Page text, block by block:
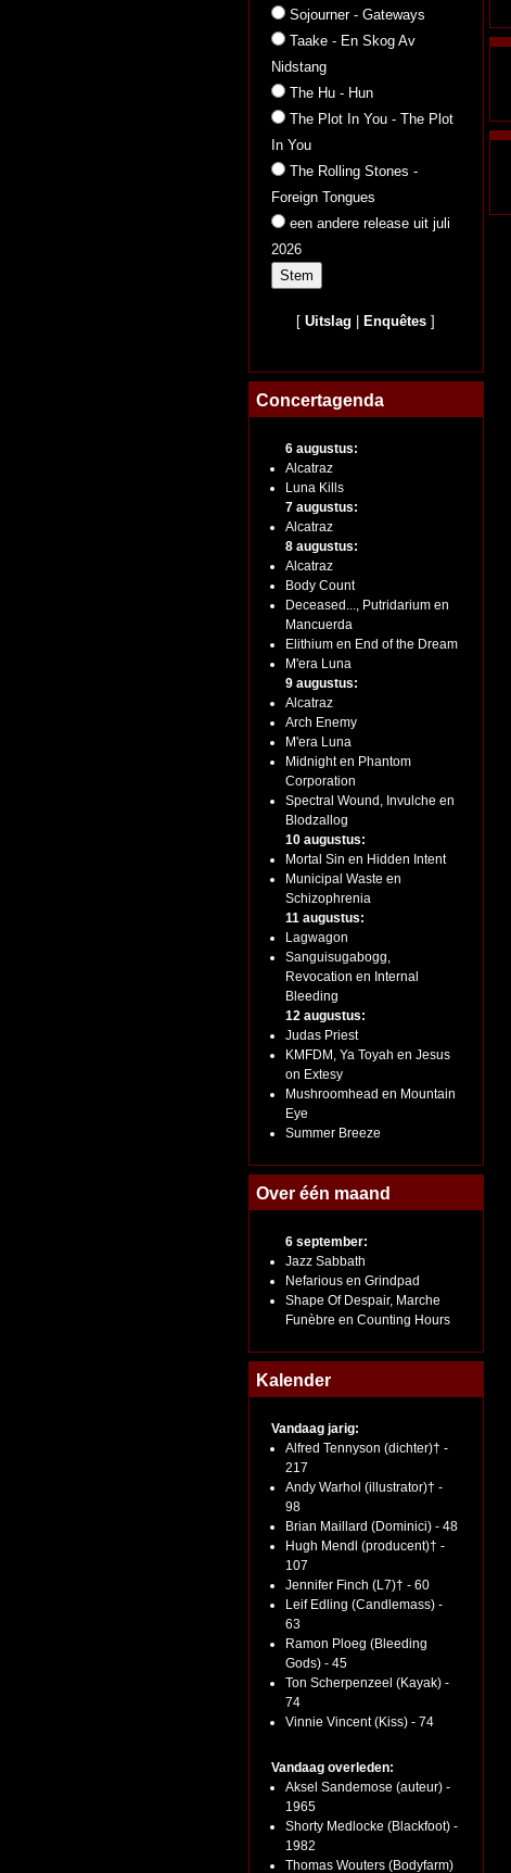
Sojourner - Gateways
Taake - En Skog Av
Nidstang
The Hu - Hun
The Plot In You - The Plot
In You
The Rolling Stones -
Foreign Tongues
een andere release uit juli
2026
[Uitslag Enquêtes ]
Concertagenda
6 augustus:
Alcatraz
Luna Kills
7 augustus:
Alcatraz
8 augustus:
Alcatraz
Body Count
Deceased..., Putridarium en
Mancuerda
Elithium en End of the Dream
M'era Luna
9 augustus:
Alcatraz
Arch Enemy
M'era Luna
Midnight en Phantom
Corporation
Spectral Wound, Invulche en
Blodzallog
10 augustus:
Mortal Sin en Hidden Intent
Municipal Waste en
Schizophrenia
11 augustus:
Lagwagon
Sanguisugabogg,
Revocation en Internal
Bleeding
12 augustus:
Judas Priest
KMFDM, Ya Toyah en Jesus
on Extesy
Mushroomhead en Mountain
Eye
Summer Breeze
Over één maand
6 september:
Jazz Sabbath
Nefarious en Grindpad
Shape Of Despair, Marche
Funèbre en Counting Hours
Kalender
Vandaag jarig:
Alfred Tennyson (dichter)† -
217
Andy Warhol (illustrator)† -
98
Brian Maillard (Dominici) - 48
Hugh Mendl (producent)† -
107
Jennifer Finch (L7)† - 60
Leif Edling (Candlemass) -
63
Ramon Ploeg (Bleeding
Gods) - 45
Ton Scherpenzeel (Kayak) -
74
Vinnie Vincent (Kiss) - 74
Vandaag overleden:
Aksel Sandemose (auteur) -
1965
Shorty Medlocke (Blackfoot) -
1982
Thomas Wouters (Bodyfarm)